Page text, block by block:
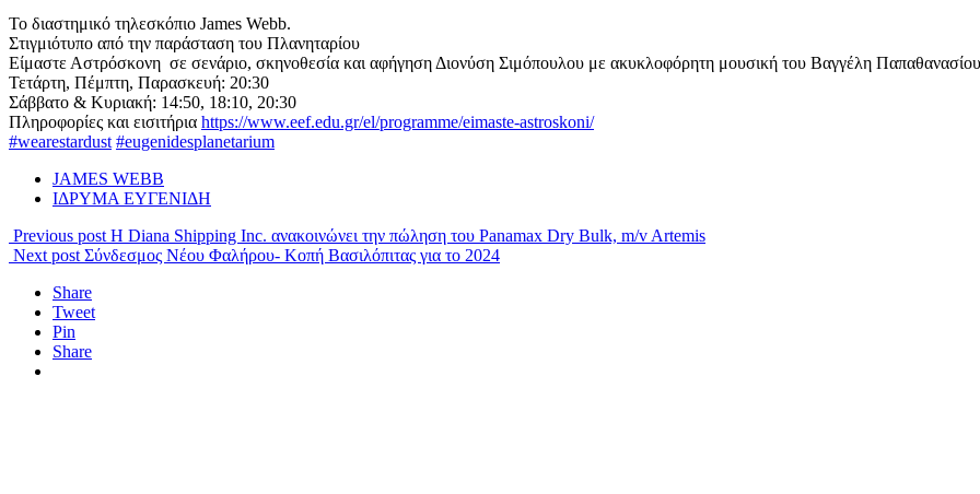
Το διαστημικό τηλεσκόπιο James Webb.
Στιγμιότυπο από την παράσταση του Πλανηταρίου
Είμαστε Αστρόσκονη σε σενάριο, σκηνοθεσία και αφήγηση Διονύση Σιμόπουλου με ακυκλοφόρητη μουσική του Βαγγέλη
Τετάρτη, Πέμπτη, Παρασκευή: 20:30
Σάββατο & Κυριακή: 14:50, 18:10, 20:30
Πληροφορίες και εισιτήρια https://www.eef.edu.gr/el/programme/eimaste-astroskoni/
#wearestardust #eugenidesplanetarium
JAMES WEBB
ΙΔΡΥΜΑ ΕΥΓΕΝΙΔΗ
Previous post Η Diana Shipping Inc. ανακοινώνει την πώληση του Panamax Dry Bulk, m/v Artemis
Next post Σύνδεσμος Νέου Φαλήρου- Κοπή Βασιλόπιτας για το 2024
Share
Tweet
Pin
Share